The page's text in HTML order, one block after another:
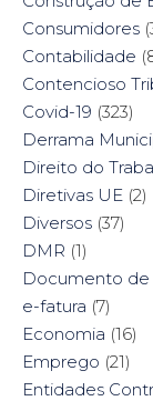
Consumidores
Contabilidade
Contencioso
Covid-19 (323)
Derrama
Direito do
Diretivas UE (2)
Diversos (37)
DMR (1)
Documento de
e-fatura (7)
Economia (16)
Emprego (21)
Entidades